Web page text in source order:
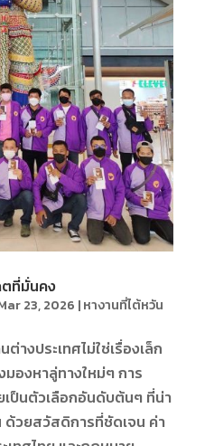
ตที่มั่นคง
23, 2026 |หางานที่ไต้หวัน
างประเทศไม่ใช่เรื่องเล็ก
องหาลู่ทางใหม่ๆ การ
เป็นตัวเลือกอันดับต้นๆ ที่น่า
ด้วยสวัสดิการที่ชัดเจน ค่า